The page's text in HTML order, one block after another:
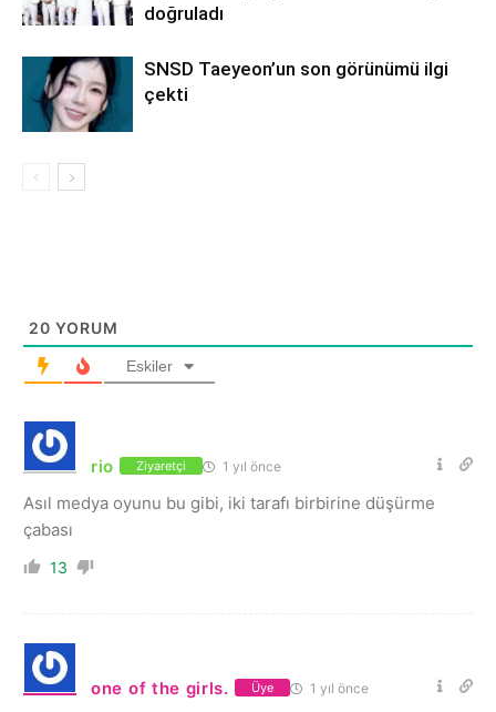
doğruladı
SNSD Taeyeon’un son görünümü ilgi
çekti
20 YORUM
Eskiler
rio Ziyaretçi 1 yıl önce
Asıl medya oyunu bu gibi, iki tarafı birbirine düşürme
çabası
13
one of the girls. Üye 1 yıl önce